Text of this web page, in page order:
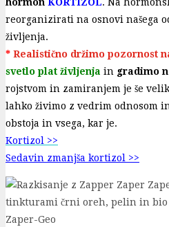
hormon KORTIZOL. Na
reorganizirati na osnovi našega
življenja.
* Realistično držimo pozornost
svetlo plat življenja in gradimo
rojstvom in zamiranjem je še
lahko živimo z vedrim odnosom
obstoja in vsega, kar je.
Kortizol >>
Sedavin zmanjša kortizol >>